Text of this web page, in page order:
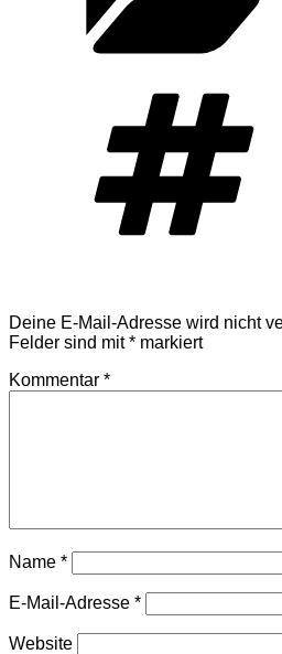
Deine E-Mail-Adresse wird nicht
Felder sind mit* markiert
Kommentar *
Name *
E-Mail-Adresse *
Website